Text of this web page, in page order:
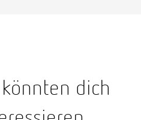
könnten dich